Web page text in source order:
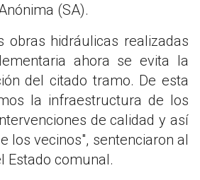
(SA).
obras hidráulicas realizadas
ahora se evita la
del citado tramo. De esta
la infraestructura de los
de calidad y así
los vecinos", sentenciaron al
Estado comunal.